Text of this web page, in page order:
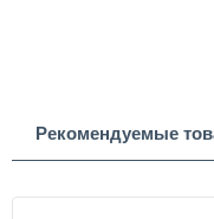
Рекомендуемые